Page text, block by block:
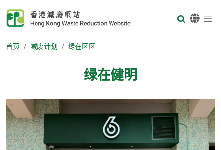
Body
首页 减废计划 绿在区区
绿在健明
Body